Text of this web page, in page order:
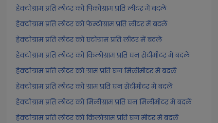
हेक्टोग्राम प्रति लीटर को पिकोग्राम प्रति लीटर में बदलें
हेक्टोग्राम प्रति लीटर को फेम्टोग्राम प्रति लीटर में बदलें
हेक्टोग्राम प्रति लीटर को एटोग्राम प्रति लीटर में बदलें
हेक्टोग्राम प्रति लीटर को किलोग्राम प्रति घन सेंटीमीटर में बदलें
हेक्टोग्राम प्रति लीटर को ग्राम प्रति घन मिलीमीटर में बदलें
हेक्टोग्राम प्रति लीटर को ग्राम प्रति घन सेंटीमीटर में बदलें
हेक्टोग्राम प्रति लीटर को मिलीग्राम प्रति घन मिलीमीटर में बदलें
हेक्टोग्राम प्रति लीटर को किलोग्राम प्रति घन मीटर में बदलें